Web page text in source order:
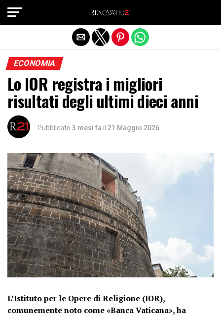
ECONOMIA
Lo IOR registra i migliori
risultati degli ultimi dieci anni
Pubblicato 3 mesi fa il 21 Maggio 2026
L’Istituto per le Opere di Religione (IOR),
comunemente noto come «Banca Vaticana», ha
Exit mobile version